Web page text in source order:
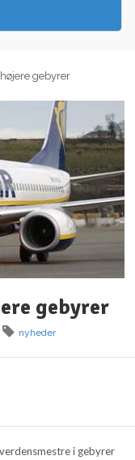
gebyrer
gebyrer
nyheder
i gebyrer